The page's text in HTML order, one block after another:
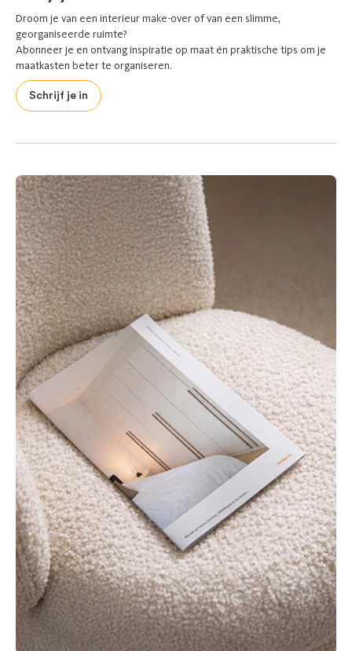
Droom je van een interieur make-over of van een slimme,
georganiseerde ruimte?
Abonneer je en ontvang inspiratie op maat én praktische tips om je
maatkasten beter te organiseren.
Schrijf je in